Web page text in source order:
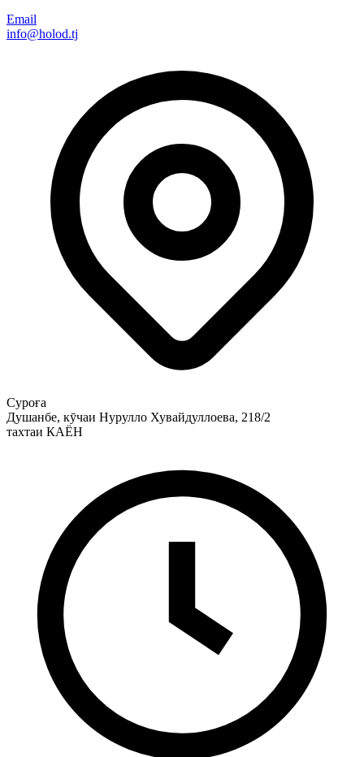
Email
info@holod.tj
Суроға
Душанбе, кӯчаи Нурулло Хувайдуллоева, 218/2
тахтаи КАЁН